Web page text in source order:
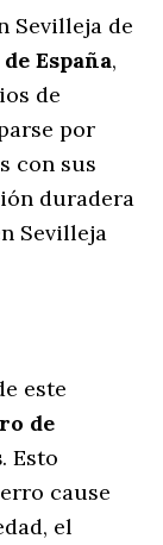
Sevilleja de
España,
de
por
con sus
duradera
Sevilleja
este
de
. Esto
cause
el